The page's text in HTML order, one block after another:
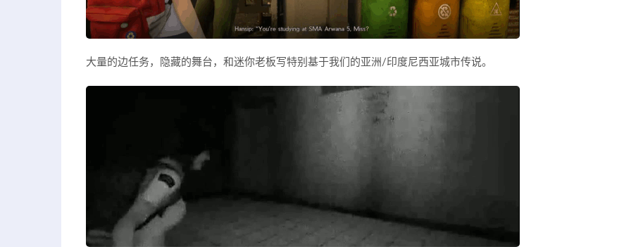
大量的边任务，隐藏的舞台，和迷你老板写特别基于我们的亚洲/印度尼西亚城市传说。